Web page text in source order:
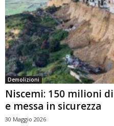
Demolizioni
Niscemi: 150 milioni
e messa in sicurezza
30 Maggio 2026